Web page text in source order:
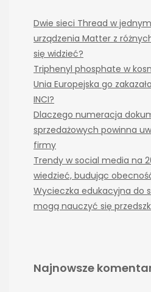
Dwie sieci Thread w
urządzenia Matter z
się widzieć?
Triphenyl phosphate w
Unia Europejska go
INCI?
Dlaczego numeracja
sprzedażowych powinna
firmy
Trendy w social media na
wiedzieć, budując
Wycieczka edukacyjna do
mogą nauczyć się
Najnowsze